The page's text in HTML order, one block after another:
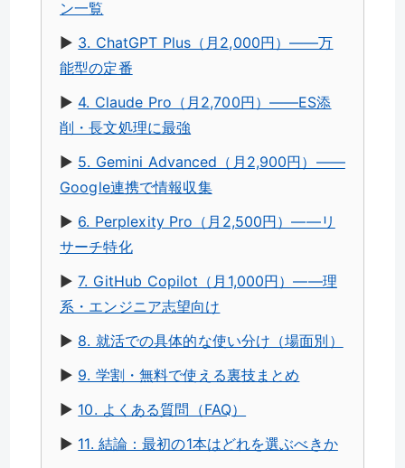
ン一覧
▶︎ 3. ChatGPT Plus（月2,000円）——万
能型の定番
▶︎ 4. Claude Pro（月2,700円）——ES添
削・長文処理に最強
▶︎ 5. Gemini Advanced（月2,900円）——
Google連携で情報収集
▶︎ 6. Perplexity Pro（月2,500円）——リ
サーチ特化
▶︎7. GitHub Copilot（月1,000円）——理
系・エンジニア志望向け
▶︎ 8. 就活での具体的な使い分け（場面別）
▶︎ 9. 学割・無料で使える裏技まとめ
▶︎ 10. よくある質問（FAQ）
▶︎ 11. 結論：最初の1本はどれを選ぶべきか